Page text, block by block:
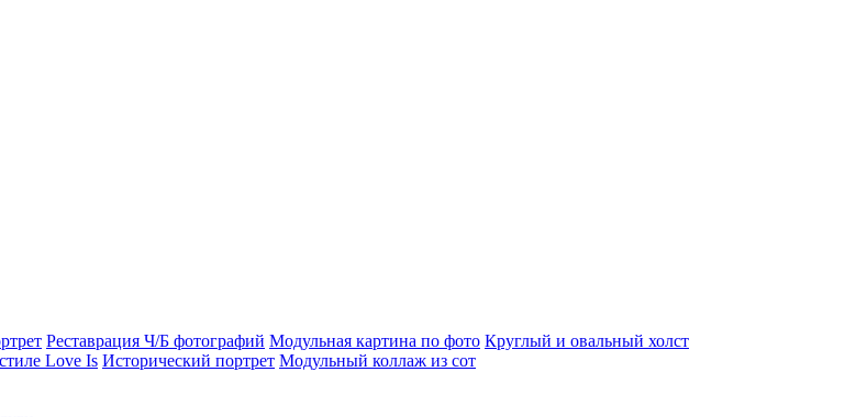
Реставрация Ч/Б фотографий Модульная картина по фото Круглый и овальный холст
Love Is Исторический портрет Модульный коллаж из сот